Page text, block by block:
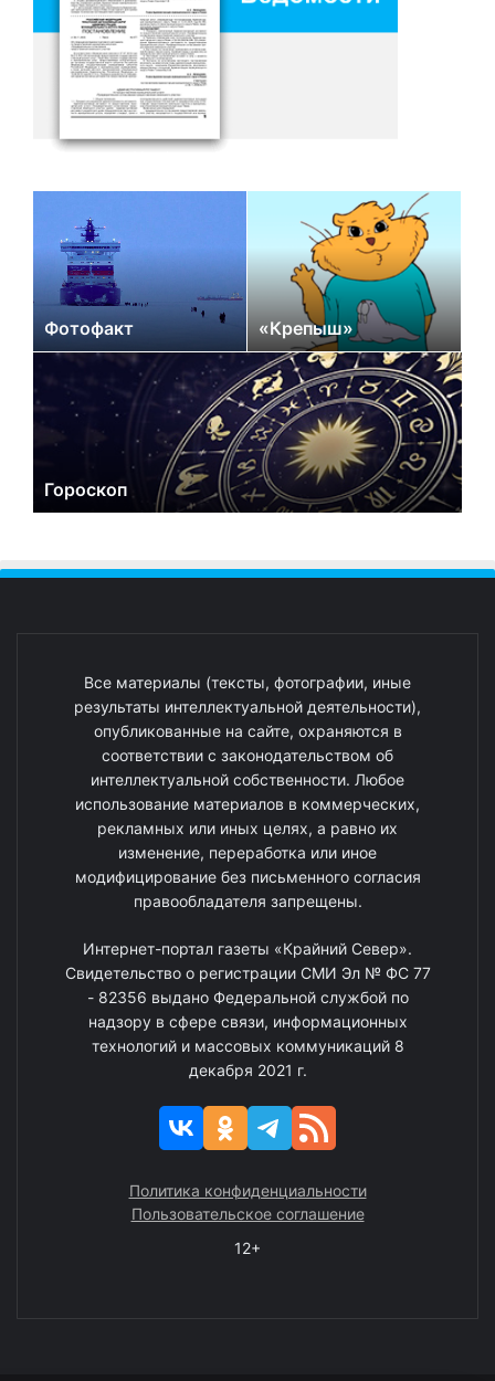
Фотофакт «Крепыш»
Гороскоп
Все материалы (тексты, фотографии, иные
результаты интеллектуальной деятельности),
опубликованные на сайте, охраняются в
соответствии с законодательством об
интеллектуальной собственности. Любое
использование материалов в коммерческих,
рекламных или иных целях, а равно их
изменение, переработка или иное
модифицирование без письменного согласия
правообладателя запрещены.
Интернет-портал газеты «Крайний Север».
Свидетельство о регистрации СМИ Эл № ФС 77
- 82356 выдано Федеральной службой по
надзору в сфере связи, информационных
технологий и массовых коммуникаций 8
декабря 2021 г.
Политика конфиденциальности
Пользовательское соглашение
12+